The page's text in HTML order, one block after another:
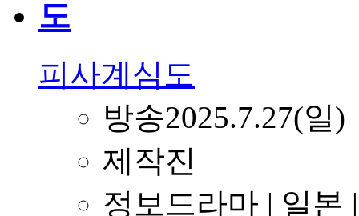
피사계심도
방송2025.7.27(일)
제작진
정보드라마 | 일본